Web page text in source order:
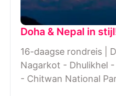
Doha & Nepal in
16-daagse rondreis |
Nagarkot - Dhulikhel
- Chitwan National